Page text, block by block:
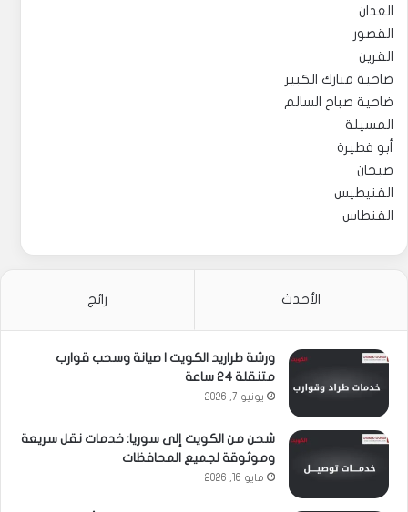
العدان
القصور
القرين
ضاحية مبارك الكبير
ضاحية صباح السالم
المسيلة
أبو فطيرة
صبحان
الفنيطيس
الفنطاس
الأحدث رائج
ورشة طراريد الكويت | صيانة وسحب قوارب
متنقلة 24 ساعة
يونيو 7, 2026
شحن من الكويت إلى سوريا: خدمات نقل سريعة
وموثوقة لجميع المحافظات
مايو 16, 2026